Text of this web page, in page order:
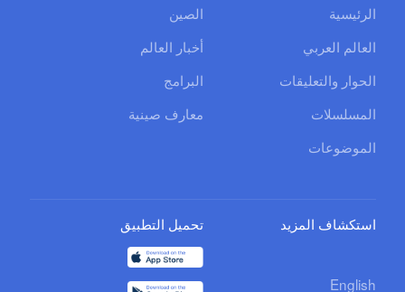
الرئيسية
الصين
العالم العربي
أخبار العالم
الحوار والتعليقات
البرامج
المسلسلات
معارف صينية
الموضوعات
استكشاف المزيد
English
تحميل التطبيق